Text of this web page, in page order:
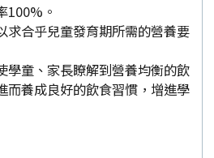
100%。
求合乎兒童發育期所需的營養要
學童、家長瞭解到營養均衡的飲
而養成良好的飲食習慣，增進學